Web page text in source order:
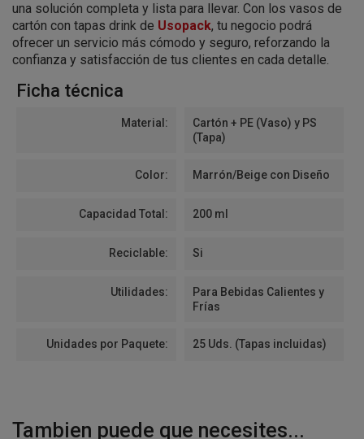
una solución completa y lista para llevar. Con los vasos de
cartón con tapas drink de Usopack, tu negocio podrá
ofrecer un servicio más cómodo y seguro, reforzando la
confianza y satisfacción de tus clientes en cada detalle.
Ficha técnica
Material:
Cartón + PE (Vaso) y PS
(Tapa)
Color: Marrón/Beige con Diseño
Capacidad Total: 200 ml
Reciclable: Si
Utilidades:
Para Bebidas Calientes y
Frías
Unidades por Paquete: 25 Uds. (Tapas incluidas)
Tambien puede que necesites...